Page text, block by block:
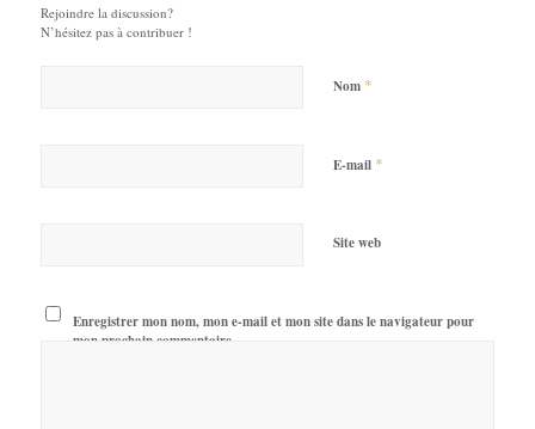
Rejoindre la discussion?
N’hésitez pas à contribuer !
Nom *
E-mail *
Site web
Enregistrer mon nom, mon e-mail et mon site dans le navigateur pour
mon prochain commentaire.